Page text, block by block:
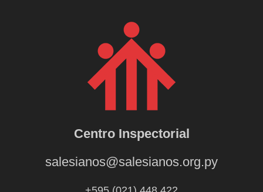
Centro Inspectorial
salesianos@salesianos.org.py